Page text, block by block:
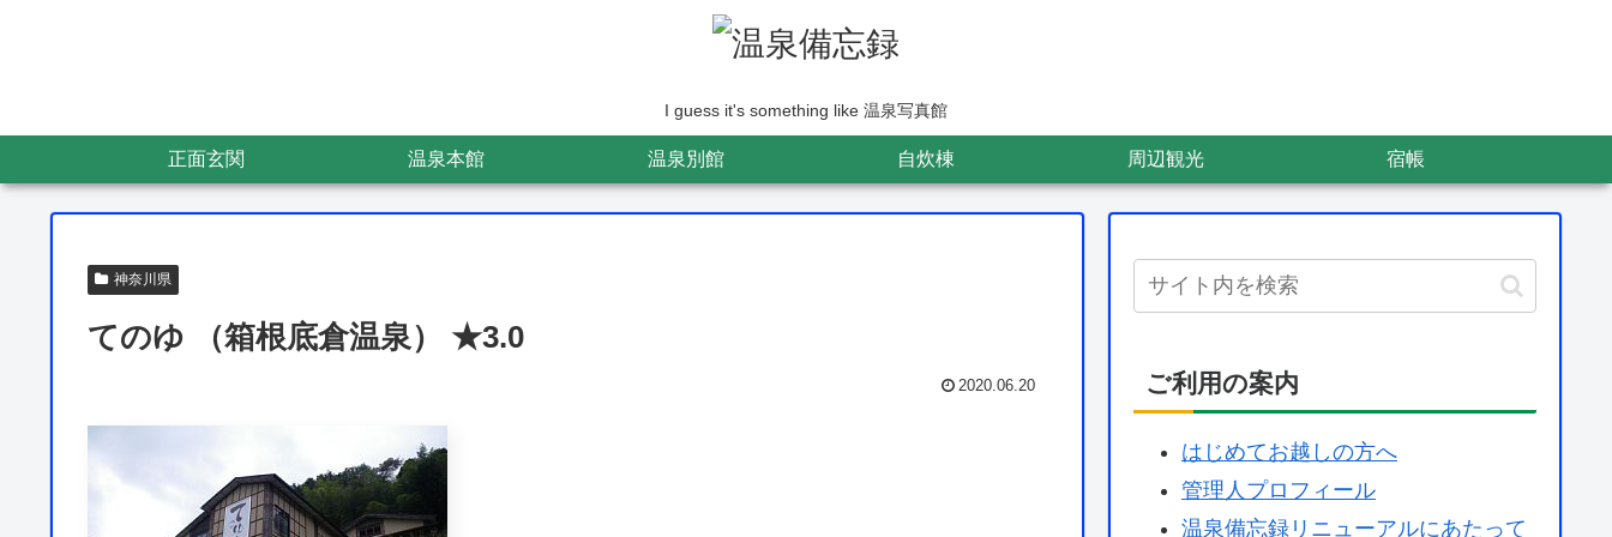
I guess it's something like 温泉写真館
正面玄関 温泉本館 温泉別館 自炊棟 周辺観光 宿帳
神奈川県
てのゆ （箱根底倉温泉） ★3.0
2020.06.20 ご利用の案内
はじめてお越しの方へ
管理人プロフィール
温泉備忘録リニューアルにあたって